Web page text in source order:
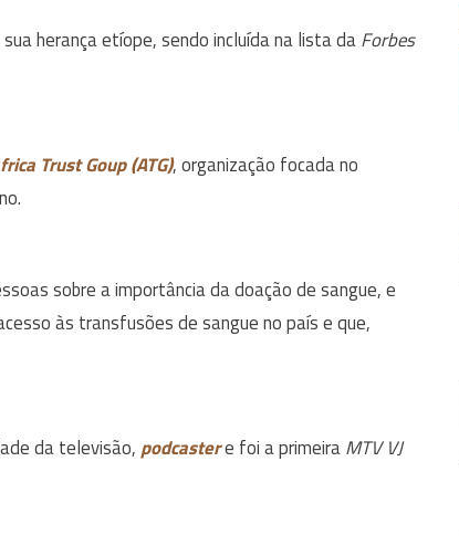
herança etíope, sendo incluída na lista daForbes
Trust Goup (ATG), organização focada no
sobre a importância da doação de sangue, e
às transfusões de sangue no país e que,
da televisão, podcastere foi a primeiraMTV VJ